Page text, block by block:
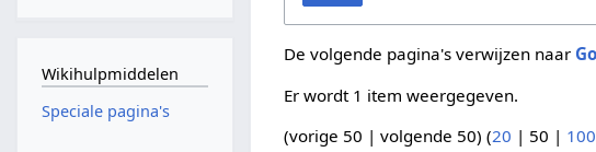
De volgende pagina's verwijzen naar
Er wordt 1 item weergegeven.
(vorige 50 |volgende 50) (20 | 50 | 100
Wikihulpmiddelen
Speciale pagina's